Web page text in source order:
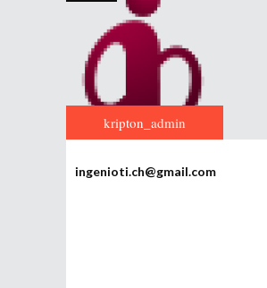
kripton_admin
ingenioti.ch@gmail.com